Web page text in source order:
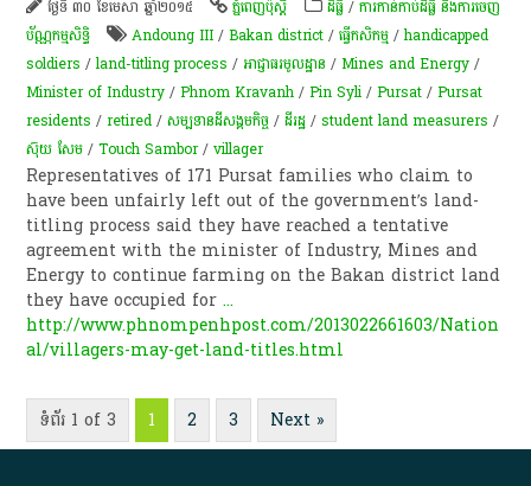
ថ្ងៃទី ៣០ ខែមេសា ឆ្នាំ២០១៥ ភ្នំពេញប៉ុស្តិ៍ ដីធ្លី /ការកាន់កាប់​ដីធ្លី និង​ការចេញ​
ប័ណ្ណកម្មសិទ្ធិ​
Andoung III /Bakan district /ធ្វើកសិកម្ម /handicapped
soldiers /land-titling process /អាជ្ញាធរមូលដ្ឋាន /Mines and Energy /
Minister of Industry /Phnom Kravanh /Pin Syli /Pursat /Pursat
residents /retired /សម្បទានដីសង្គមកិច្ច /ដី​រដ្ឋ​ /student land measurers /
ស៊ុយ សែម /Touch Sambor/villager
Representatives of 171 Pursat families who claim to
have been unfairly left out of the government’s land-
titling process said they have reached a tentative
agreement with the minister of Industry, Mines and
Energy to continue farming on the Bakan district land
they have occupied for...
http://www.phnompenhpost.com/2013022661603/Nation
al/villagers-may-get-land-titles.html
ទំព័រ 1 of 3 1 2 3 Next »